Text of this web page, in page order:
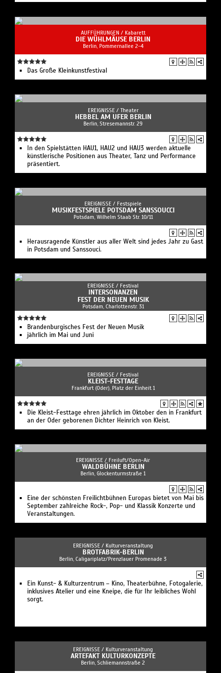
AUFFÜHRUNGEN / Kabarett
DIE WÜHLMÄUSE BERLIN
Berlin, Pommernallee 2-4
Das Große Kleinkunstfestival
EREIGNISSE / Theater
HEBBEL AM UFER BERLIN
Berlin, Stresemannstr. 29
In den Spielstätten HAU1, HAU2 und HAU3 werden aktuelle
künstlerische Positionen aus Theater, Tanz und Performance
präsentiert.
EREIGNISSE / Festspiele
MUSIKFESTSPIELE POTSDAM SANSSOUCCI
Potsdam, Wilhelm Staab Str. 10/11
Herausragende Künstler aus aller Welt sind jedes Jahr zu Gast
in Potsdam und Sanssouci.
EREIGNISSE / Festival
INTERSONANZEN
FEST DER NEUEN MUSIK
Potsdam, Charlottenstr. 31
Brandenburgisches Fest der Neuen Musik
jährlich im Mai und Juni
EREIGNISSE / Festival
KLEIST-FESTTAGE
Frankfurt (Oder), Platz der Einheit 1
Die Kleist-Festtage ehren jährlich im Oktober den in Frankfurt
an der Oder geborenen Dichter Heinrich von Kleist.
EREIGNISSE / Freiluft/Open-Air
WALDBÜHNE BERLIN
Berlin, Glockenturmstraße 1
Eine der schönsten Freilichtbühnen Europas bietet von Mai bis
September zahlreiche Rock-, Pop- und Klassik Konzerte und
Veranstaltungen.
EREIGNISSE / Kulturveranstaltung
BROTFABRIK-BERLIN
Berlin, Caligariplatz/Prenzlauer Promenade 3
Ein Kunst- & Kulturzentrum – Kino, Theaterbühne, Fotogalerie,
inklusives Atelier und eine Kneipe, die für Ihr leibliches Wohl
sorgt.
EREIGNISSE / Kulturveranstaltung
ARTEFAKT KULTURKONZEPTE
Berlin, Schliemannstraße 2